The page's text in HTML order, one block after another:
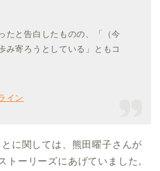
たと告白したものの、「（今
み寄ろうとしている」ともコ
イン
に関しては、熊田曜子さんが
トーリーズにあげていました。